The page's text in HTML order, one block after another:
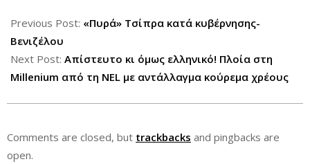
10-
04
Previous Post: «Πυρά» Τσίπρα κατά κυβέρνησης-
Βενιζέλου
Next Post: Απίστευτο κι όμως ελληνικό! Πλοία στη
Millenium από τη NEL με αντάλλαγμα κούρεμα χρέους
Comments are closed, but trackbacks and pingbacks are
open.